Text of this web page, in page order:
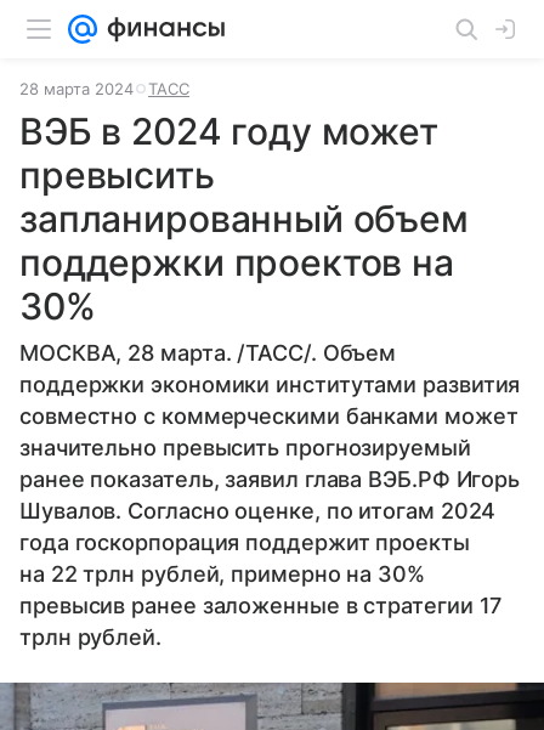
28 марта 2024 ТАСС
ВЭБ в 2024 году может
превысить
запланированный объем
поддержки проектов на
30%
МОСКВА, 28 марта. /ТАСС/. Объем
поддержки экономики институтами развития
совместно с коммерческими банками может
значительно превысить прогнозируемый
ранее показатель, заявил глава ВЭБ.РФ Игорь
Шувалов. Согласно оценке, по итогам 2024
года госкорпорация поддержит проекты
на 22 трлн рублей, примерно на 30%
превысив ранее заложенные в стратегии 17
трлн рублей.